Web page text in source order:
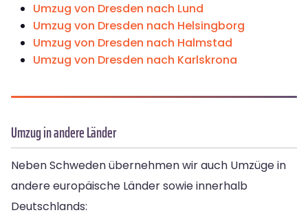
Umzug von Dresden nach Lund
Umzug von Dresden nach Helsingborg
Umzug von Dresden nach Halmstad
Umzug von Dresden nach Karlskrona
Umzug in andere Länder
Neben Schweden übernehmen wir auch Umzüge in
andere europäische Länder sowie innerhalb
Deutschlands: